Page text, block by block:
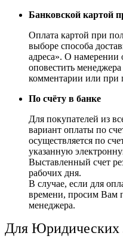
Банковской картой
Оплата картой при
выборе способа
адреса». О намерении
оповестить
комментарии или при
По счёту в банке
Для покупателей из
вариант оплаты по
осуществляется по
указанную
Выставленный счет
рабочих дня.
В случае, если для
времени, просим Вам
менеджера.
Для Юридических